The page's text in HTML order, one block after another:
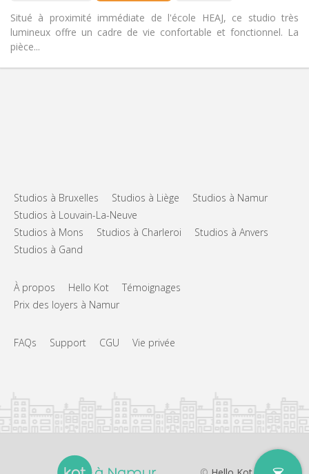
Situé à proximité immédiate de l'école HEAJ, ce studio très
lumineux offre un cadre de vie confortable et fonctionnel. La
pièce...
Studios à Bruxelles Studios à Liège
Studios à Namur
Studios à Louvain-La-Neuve
Studios à Mons
Studios à Charleroi
Studios à Anvers
Studios à Gand
À propos Hello Kot
Témoignages
Prix des loyers à Namur
FAQs Support CGU Vie privée